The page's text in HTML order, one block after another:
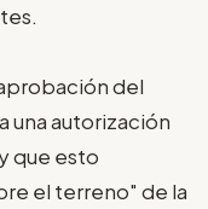
del
autorización
que esto
el terreno" de la